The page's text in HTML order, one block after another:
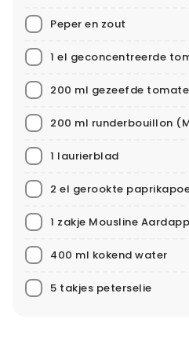
Peper en zout
1 el geconcentreerde
200 ml gezeefde
200 ml runderbouillon
1 laurierblad
2 el gerookte
1 zakje Mousline
400 ml kokend water
5 takjes peterselie